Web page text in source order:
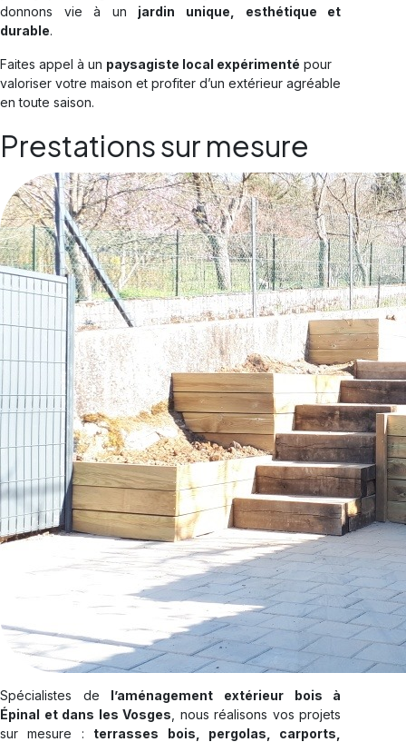
donnons vie à un jardin unique, esthétique et
durable.
Faites appel à un paysagiste local expérimenté pour
valoriser votre maison et profiter d’un extérieur agréable
en toute saison.
Prestations sur mesure
Spécialistes de l’aménagement extérieur bois à
Épinal et dans les Vosges , nous réalisons vos projets
sur mesure : terrasses bois, pergolas, carports,